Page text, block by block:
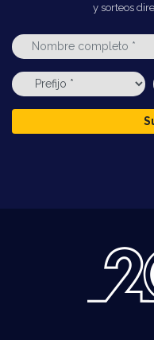
y sorteos